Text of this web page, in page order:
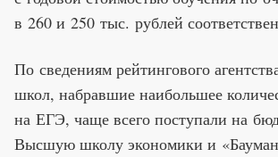
в 260 и 250 тыс. рублей
По сведениям рейтингового
школ, набравшие наибольшее
на ЕГЭ, чаще всего поступали на
Высшую школу экономики и «